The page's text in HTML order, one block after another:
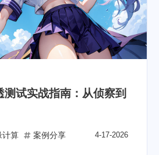
试实战指南：从侦察到
4-17-2026
计算 案例分享